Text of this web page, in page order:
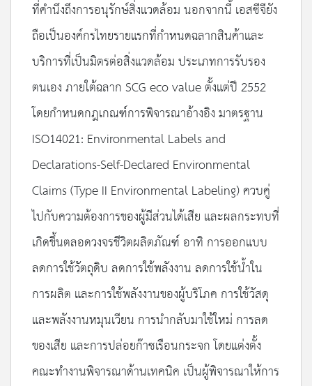
ที่คำนึงถึงการอนุรักษ์สิ่งแวดล้อม นอกจากนี้ เอสซีจียัง
ถือเป็นองค์กรไทยรายแรกที่กำหนดฉลากสินค้าและ
บริการที่เป็นมิตรต่อสิ่งแวดล้อม ประเภทการรับรอง
ตนเอง ภายใต้ฉลาก SCG eco value ตั้งแต่ปี 2552
โดยกำหนดกฎเกณฑ์การพิจารณาอ้างอิง มาตรฐาน
ISO14021: Environmental Labels and
Declarations-Self-Declared Environmental
Claims (Type II Environmental Labeling) ควบคู่
ไปกับความต้องการของผู้มีส่วนได้เสีย และผลกระทบที่
เกิดขึ้นตลอดวงจรชีวิตผลิตภัณฑ์ อาทิ การออกแบบ
ลดการใช้วัตถุดิบ ลดการใช้พลังงาน ลดการใช้น้ำใน
การผลิต และการใช้พลังงานของผู้บริโภค การใช้วัสดุ
และพลังงานหมุนเวียน การนำกลับมาใช้ใหม่ การลด
ของเสีย และการปล่อยก๊าซเรือนกระจก โดยแต่งตั้ง
คณะทำงานพิจารณาด้านเทคนิค เป็นผู้พิจารณาให้การ